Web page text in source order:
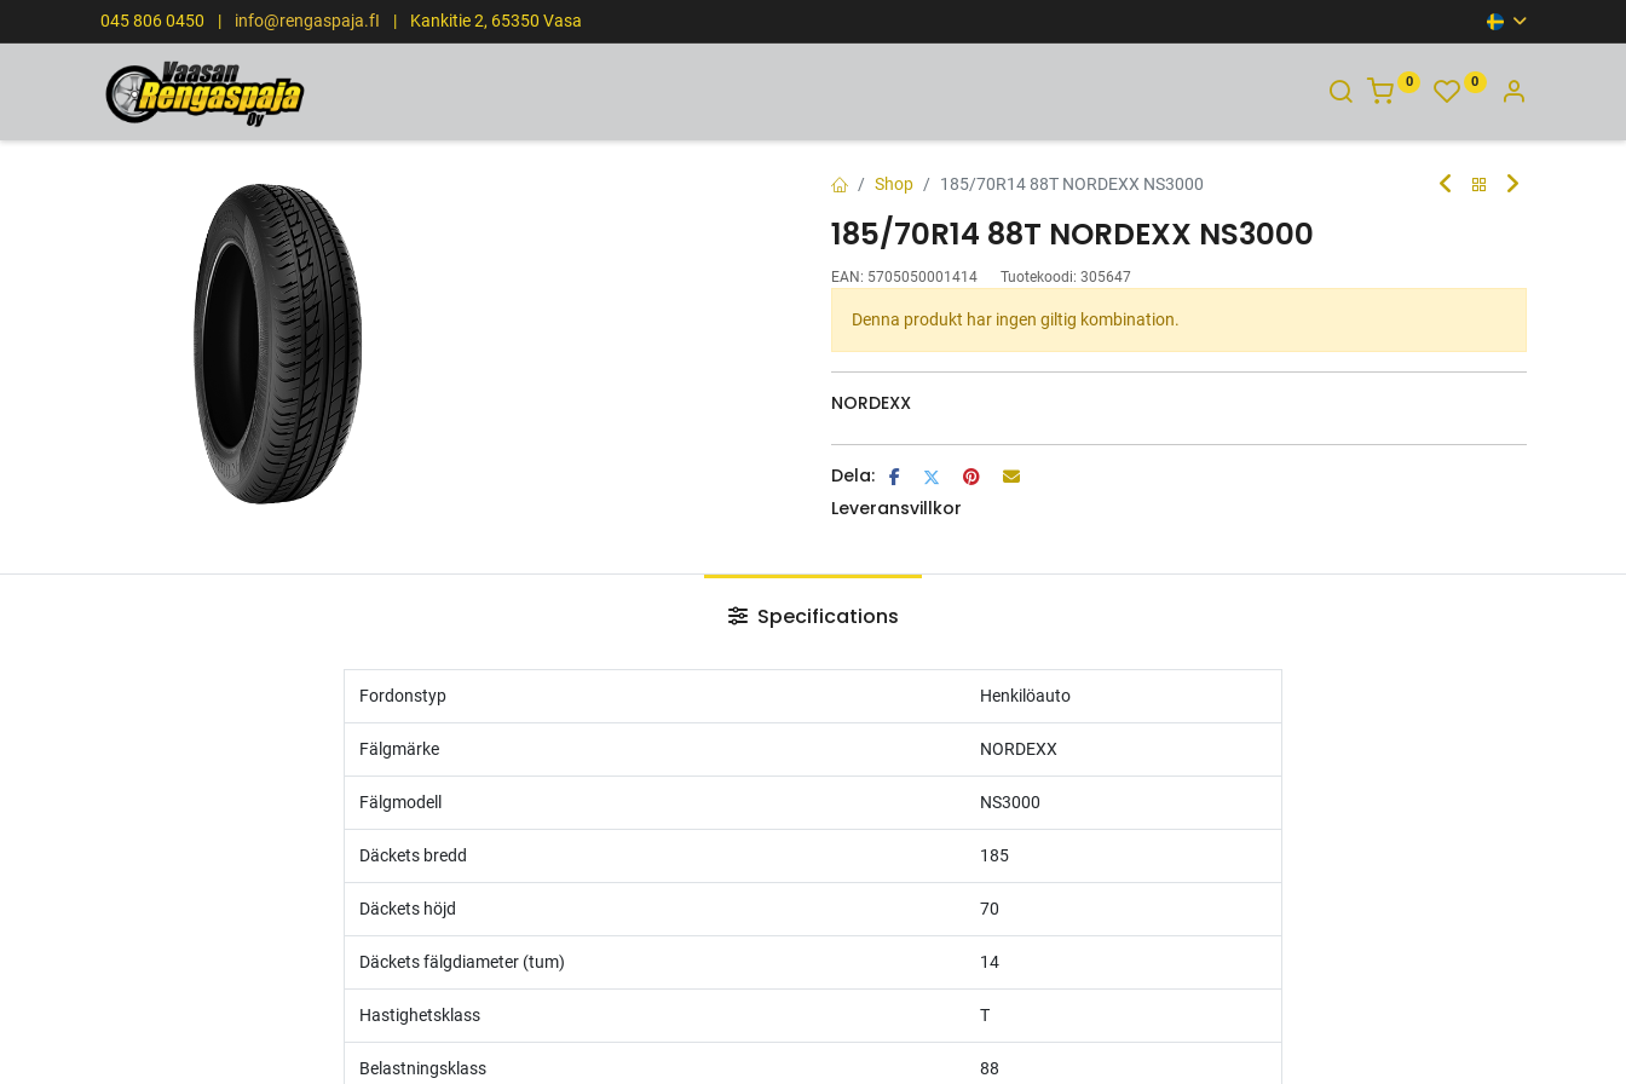
045 806 0450 | info@rengaspaja.fI | Kankitie 2, 65350 Vasa
0 0
Shop 185/70R14 88T NORDEXX NS3000
185/70R14 88T NORDEXX NS3000
EAN: 5705050001414 Tuotekoodi: 305647
Denna produkt har ingen giltig kombination.
NORDEXX
Dela:
Leveransvillkor
Specifications
Fordonstyp Henkilöauto
Fälgmärke NORDEXX
Fälgmodell NS3000
Däckets bredd 185
Däckets höjd 70
Däckets fälgdiameter (tum) 14
Hastighetsklass T
Belastningsklass 88